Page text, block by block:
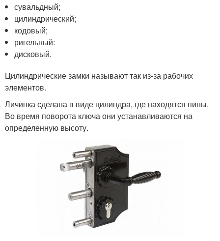
сувальдный;
цилиндрический;
кодовый;
ригельный:
дисковый.
Цилиндрические замки называют так из-за рабочих
элементов.
Личинка сделана в виде цилиндра, где находятся пины.
Во время поворота ключа они устанавливаются на
определенную высоту.